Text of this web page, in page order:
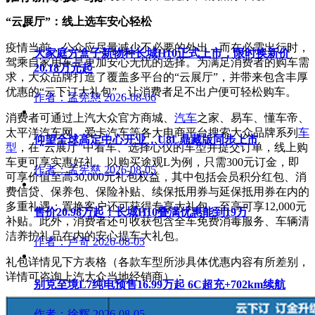
“云展厅”：线上选车安心轻松
疫情当前，公众应尽量减少不必要的外出，而在必需出行时，
驾乘自家用车是更加安心无忧的选择。为满足消费者的购车需
求，大众品牌打造了覆盖多平台的“云展厅”，并带来包含丰厚
优惠的“云下订大礼包”，让消费者足不出户便可轻松购车。
消费者可通过上汽大众官方商城、 汽车之家、易车、懂车帝、
太平洋汽车网、爱卡汽车等各大电商平台搜索大众品牌系列 车
型 ，在“云展厅”中看车、选择心仪的车型并提交订单，线上购
车更可享实惠好礼。以购买途观L为例，只需300元订金，即
可享价值至高30,000元礼包权益，其中包括会员积分红包、消
费信贷、保养包、保险补贴、续保抵用券与延保抵用券在内的
多重礼遇；置换客户还可获得专享大礼包，至高可享12,000元
补贴。此外，消费者还可收获包含全车免费消毒服务、车辆清
洁养护礼品在内的安心提车大礼包。
礼包详情见下方表格（各款车型所涉具体优惠内容有所差别，
详情可咨询上汽大众当地经销商）：
大家庭方盒子新物种长城H10正式上市，限时换新价
20.18万元起
作者：孟宪慈 2026-08-06
仰望全球高定中心开业，U8L鼎藏版同步上市
作者：孟宪慈 2026-08-05
售价20.98万起！长城H10叠满优惠能到19万
作者：卢奇 2026-08-05
别克至境L7纯电预售16.99万起 6C超充+702km续航